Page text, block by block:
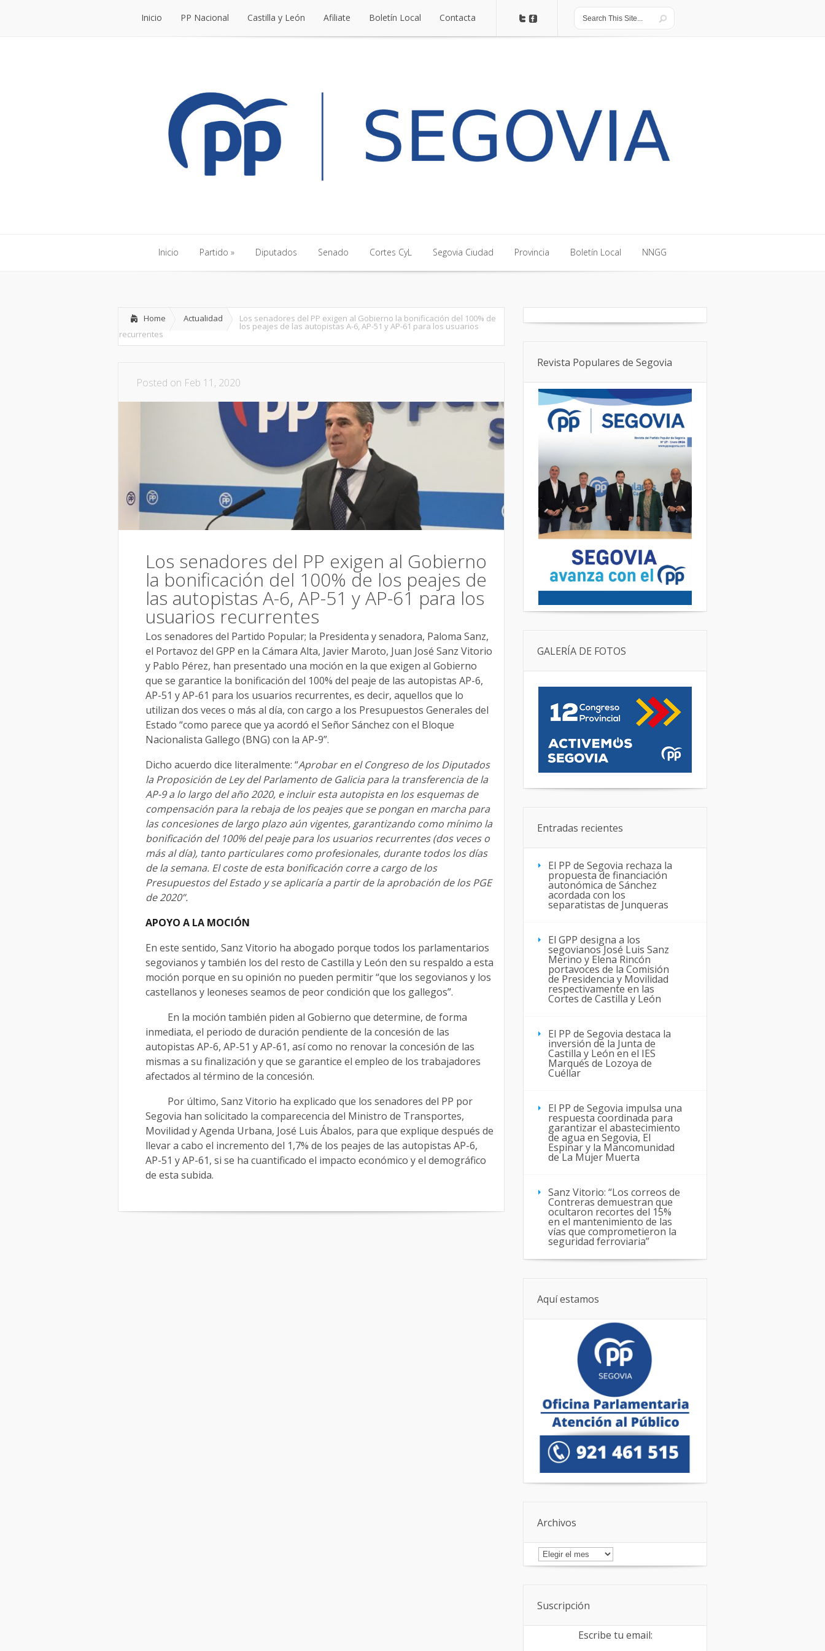
Inicio PP Nacional Castilla y León Afiliate Boletín Local Contacta
Inicio Partido Diputados Senado Cortes CyL Segovia Ciudad Provincia Boletín Local NNGG
Home Actualidad Los senadores del PP exigen al Gobierno la bonificación del 100% de
los peajes de las autopistas A-6, AP-51 y AP-61 para los usuarios
recurrentes
Posted on Feb 11, 2020
Los senadores del PP exigen al Gobierno
la bonificación del 100% de los peajes de
las autopistas A-6, AP-51 y AP-61 para los
usuarios recurrentes
Los senadores del Partido Popular; la Presidenta y senadora, Paloma Sanz,
el Portavoz del GPP en la Cámara Alta, Javier Maroto, Juan José Sanz Vitorio
y Pablo Pérez, han presentado una moción en la que exigen al Gobierno
que se garantice la bonificación del 100% del peaje de las autopistas AP-6,
AP-51 y AP-61 para los usuarios recurrentes, es decir, aquellos que lo
utilizan dos veces o más al día, con cargo a los Presupuestos Generales del
Estado “como parece que ya acordó el Señor Sánchez con el Bloque
Nacionalista Gallego (BNG) con la AP-9”.
Dicho acuerdo dice literalmente: “Aprobar en el Congreso de los Diputados
la Proposición de Ley del Parlamento de Galicia para la transferencia de la
AP-9 a lo largo del año 2020, e incluir esta autopista en los esquemas de
compensación para la rebaja de los peajes que se pongan en marcha para
las concesiones de largo plazo aún vigentes, garantizando como mínimo la
bonificación del 100% del peaje para los usuarios recurrentes (dos veces o
más al día), tanto particulares como profesionales, durante todos los días
de la semana. El coste de esta bonificación corre a cargo de los
Presupuestos del Estado y se aplicaría a partir de la aprobación de los PGE
de 2020”.
APOYO A LA MOCIÓN
En este sentido, Sanz Vitorio ha abogado porque todos los parlamentarios
segovianos y también los del resto de Castilla y León den su respaldo a esta
moción porque en su opinión no pueden permitir “que los segovianos y los
castellanos y leoneses seamos de peor condición que los gallegos”.
En la moción también piden al Gobierno que determine, de forma
inmediata, el periodo de duración pendiente de la concesión de las
autopistas AP-6, AP-51 y AP-61, así como no renovar la concesión de las
mismas a su finalización y que se garantice el empleo de los trabajadores
afectados al término de la concesión.
Por último, Sanz Vitorio ha explicado que los senadores del PP por
Segovia han solicitado la comparecencia del Ministro de Transportes,
Movilidad y Agenda Urbana, José Luis Ábalos, para que explique después de
llevar a cabo el incremento del 1,7% de los peajes de las autopistas AP-6,
AP-51 y AP-61, si se ha cuantificado el impacto económico y el demográfico
de esta subida.
Revista Populares de Segovia
GALERÍA DE FOTOS
Entradas recientes
El PP de Segovia rechaza la
propuesta de financiación
autonómica de Sánchez
acordada con los
separatistas de Junqueras
El GPP designa a los
segovianos José Luis Sanz
Merino y Elena Rincón
portavoces de la Comisión
de Presidencia y Movilidad
respectivamente en las
Cortes de Castilla y León
El PP de Segovia destaca la
inversión de la Junta de
Castilla y León en el IES
Marqués de Lozoya de
Cuéllar
El PP de Segovia impulsa una
respuesta coordinada para
garantizar el abastecimiento
de agua en Segovia, El
Espinar y la Mancomunidad
de La Mujer Muerta
Sanz Vitorio: “Los correos de
Contreras demuestran que
ocultaron recortes del 15%
en el mantenimiento de las
vías que comprometieron la
seguridad ferroviaria”
Aquí estamos
Archivos
Archivos
Suscripción
Escribe tu email: